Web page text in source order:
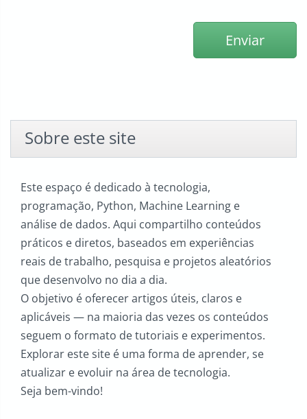
Enviar
Sobre este site
Este espaço é dedicado à tecnologia,
programação, Python, Machine Learning e
análise de dados. Aqui compartilho conteúdos
práticos e diretos, baseados em experiências
reais de trabalho, pesquisa e projetos aleatórios
que desenvolvo no dia a dia.
O objetivo é oferecer artigos úteis, claros e
aplicáveis — na maioria das vezes os conteúdos
seguem o formato de tutoriais e experimentos.
Explorar este site é uma forma de aprender, se
atualizar e evoluir na área de tecnologia.
Seja bem-vindo!